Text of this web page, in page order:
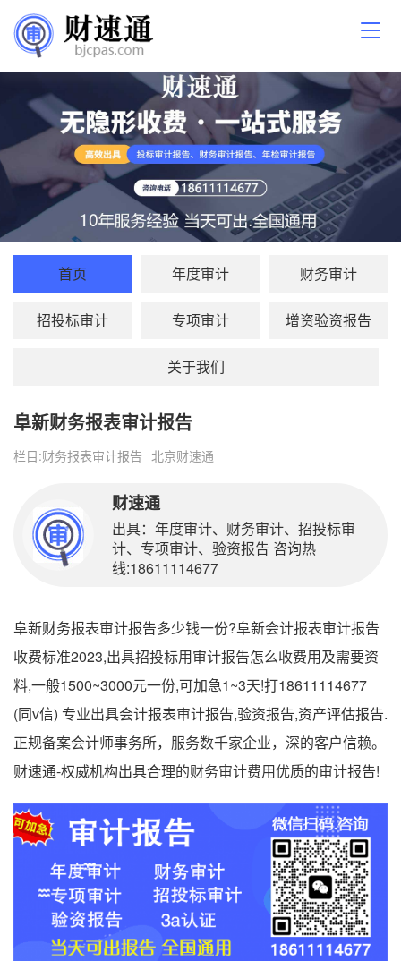
首页 年度审计 财务审计
招投标审计 专项审计 增资验资报告
关于我们
阜新财务报表审计报告
栏目:财务报表审计报告 北京财速通
财速通
出具：年度审计、财务审计、招投标审
计、专项审计、验资报告 咨询热
线:18611114677
阜新财务报表审计报告多少钱一份?阜新会计报表审计报告
收费标准2023,出具招投标用审计报告怎么收费用及需要资
料,一般1500~3000元一份,可加急1~3天!打18611114677
(同v信) 专业出具会计报表审计报告,验资报告,资产评估报告.
正规备案会计师事务所，服务数千家企业，深的客户信赖。
财速通-权威机构出具合理的财务审计费用优质的审计报告!